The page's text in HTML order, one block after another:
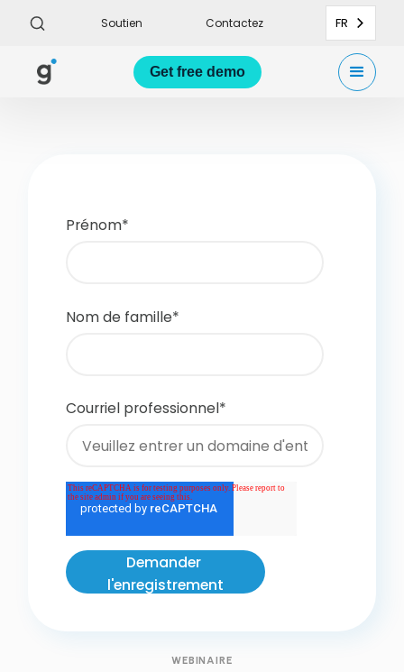
Soutien Contactez FR
Get free demo
WEBINAIRE
Prénom*
Nom de famille*
Courriel professionnel*